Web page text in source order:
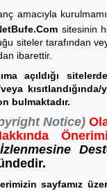
amacıyla
sitesinin
siteler tarafından
ibarettir.
açıldığı
veya
bulmaktadır.
Notice)
sayfamız